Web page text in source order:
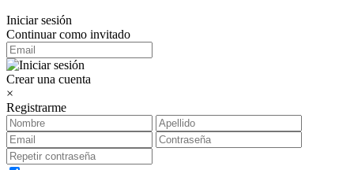
Iniciar sesión
Continuar como invitado
Crear una cuenta
×
Registrarme